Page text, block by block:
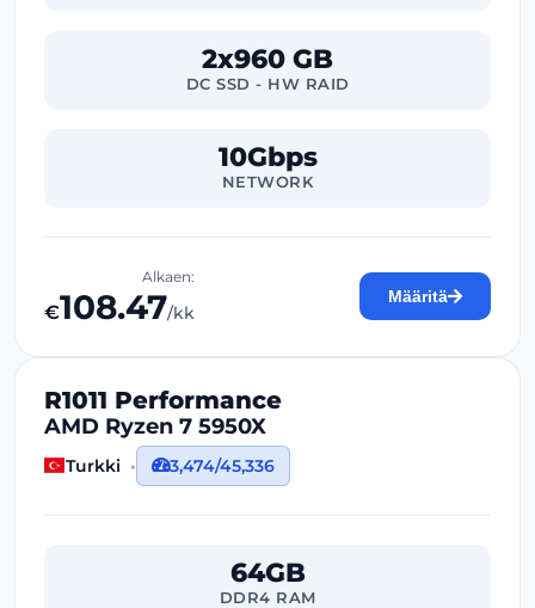
2x960 GB
DC SSD - HW RAID
10Gbps
NETWORK
Alkaen:
€108.47/kk
Määritä
R1011 Performance
AMD Ryzen 7 5950X
Turkki 3,474/45,336
64GB
DDR4 RAM